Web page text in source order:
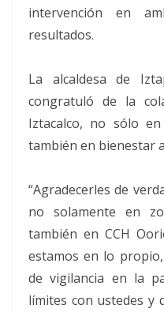
intervención en
resultados.
La alcaldesa de
congratuló de la
Iztacalco, no sólo
también en bienestar
“Agradecerles de
no solamente en
también en CCH
estamos en lo
de vigilancia en la
límites con ustedes y